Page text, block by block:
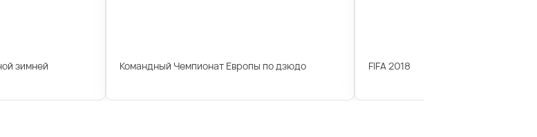
зимней
Командный Чемпионат Европы по дзюдо FIFA 2018